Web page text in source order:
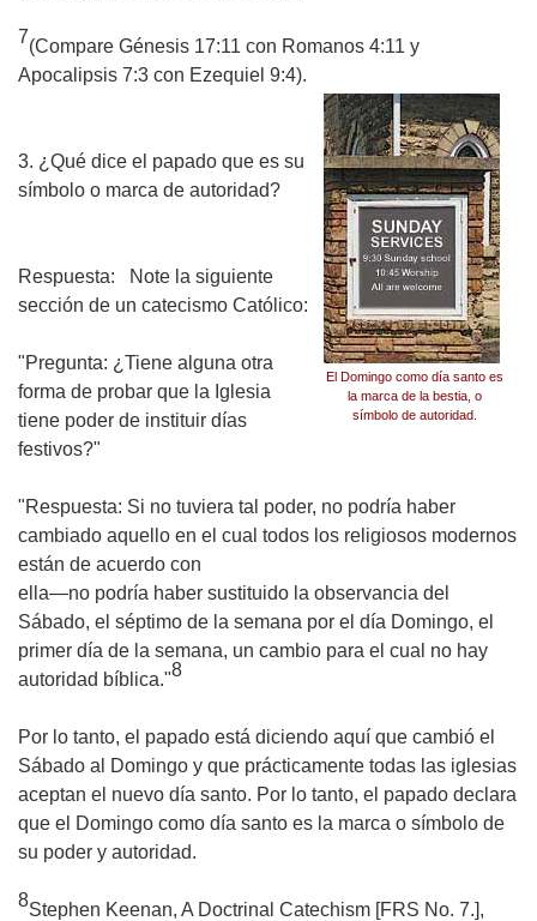
7(Compare Génesis 17:11 con Romanos 4:11 y
Apocalipsis 7:3 con Ezequiel 9:4).
El Domingo como día santo es
la marca de la bestia, o
símbolo de autoridad.
3. ¿Qué dice el papado que es su
símbolo o marca de autoridad?
Respuesta: Note la siguiente
sección de un catecismo Católico:
"Pregunta: ¿Tiene alguna otra
forma de probar que la Iglesia
tiene poder de instituir días
festivos?"
"Respuesta: Si no tuviera tal poder, no podría haber
cambiado aquello en el cual todos los religiosos modernos
están de acuerdo con
ella—no podría haber sustituido la observancia del
Sábado, el séptimo de la semana por el día Domingo, el
primer día de la semana, un cambio para el cual no hay
autoridad bíblica."8
Por lo tanto, el papado está diciendo aquí que cambió el
Sábado al Domingo y que prácticamente todas las iglesias
aceptan el nuevo día santo. Por lo tanto, el papado declara
que el Domingo como día santo es la marca o símbolo de
su poder y autoridad.
8Stephen Keenan, A Doctrinal Catechism [FRS No. 7.],